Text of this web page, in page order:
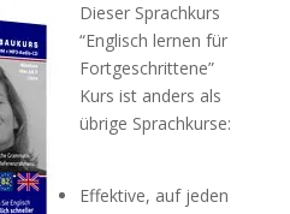
Dieser Sprachkurs
“Englisch lernen für
Fortgeschrittene”
Kurs ist anders als
übrige Sprachkurse:
Effektive, auf jeden